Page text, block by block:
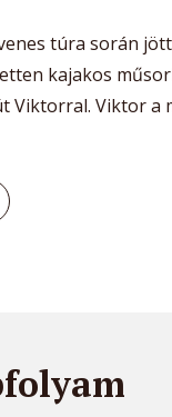
túra során
kajakos
Viktorral. Viktor a